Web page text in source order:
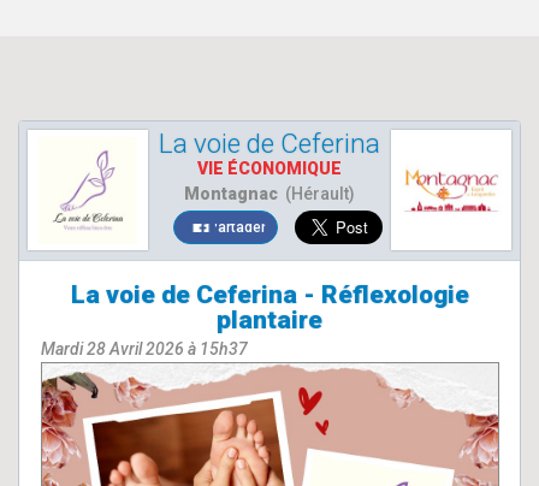
La voie de Ceferina
VIE ÉCONOMIQUE
Montagnac (Hérault)
Partager
La voie de Ceferina - Réflexologie
plantaire
Mardi 28 Avril 2026 à 15h37